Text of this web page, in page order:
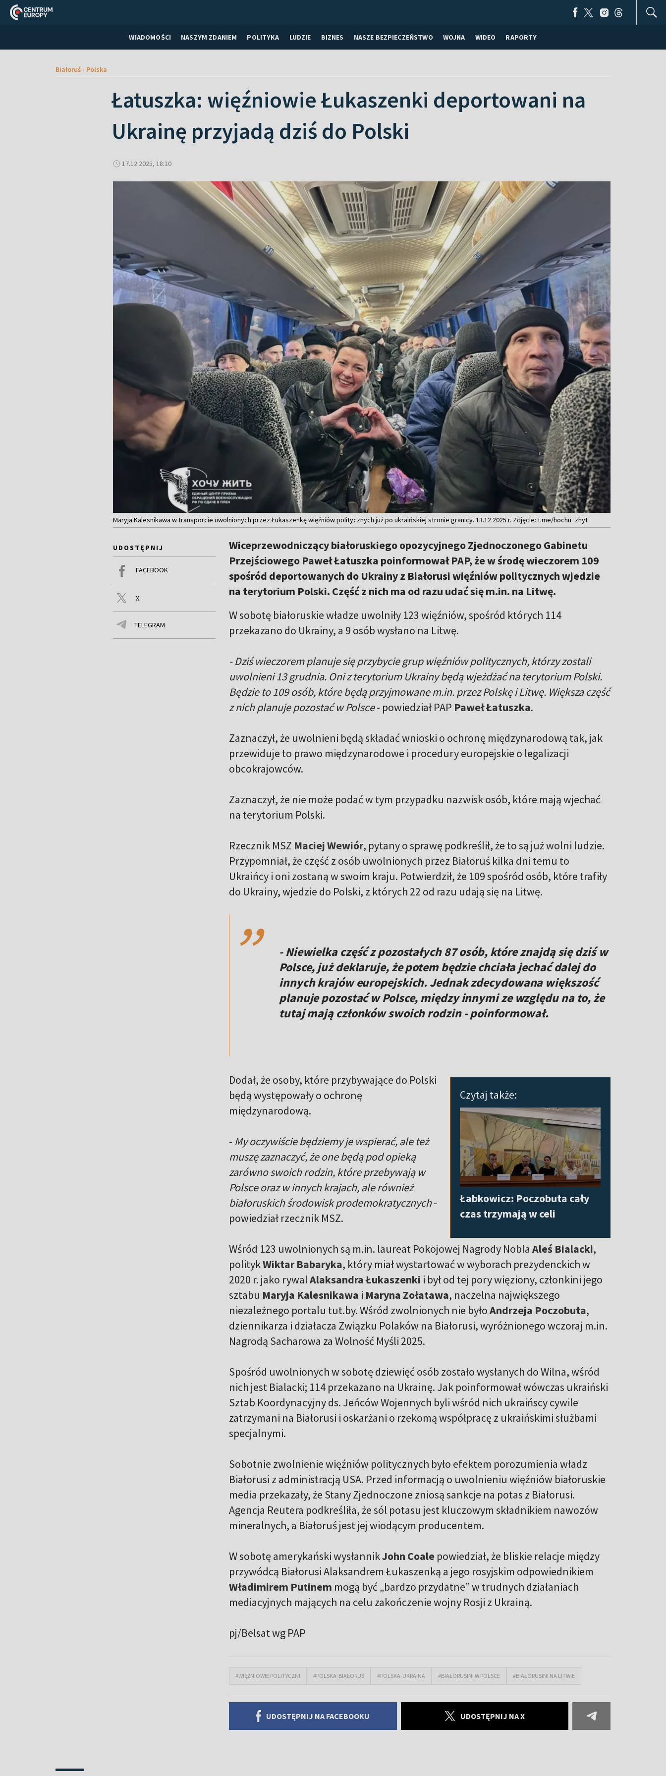
WIADOMOŚCI NASZYM ZDANIEM POLITYKA LUDZIE BIZNES NASZE BEZPIECZEŃSTWO WOJNA WIDEO RAPORTY
Białoruś - Polska
Łatuszka: więźniowie Łukaszenki deportowani na
Ukrainę przyjadą dziś do Polski
17.12.2025, 18:10
Maryja Kalesnikawa w transporcie uwolnionych przez Łukaszenkę więźniów politycznych już po ukraińskiej stronie granicy. 13.12.2025 r. Zdjęcie: t.me/hochu_zhyt
UDOSTĘPNIJ
FACEBOOK
X
TELEGRAM
Wiceprzewodniczący białoruskiego opozycyjnego Zjednoczonego Gabinetu
Przejściowego Paweł Łatuszka poinformował PAP, że w środę wieczorem 109
spośród deportowanych do Ukrainy z Białorusi więźniów politycznych wjedzie
na terytorium Polski. Część z nich ma od razu udać się m.in. na Litwę.
W sobotę białoruskie władze uwolniły 123 więźniów, spośród których 114
przekazano do Ukrainy, a 9 osób wysłano na Litwę.
- Dziś wieczorem planuje się przybycie grup więźniów politycznych, którzy zostali
uwolnieni 13 grudnia. Oni z terytorium Ukrainy będą wjeżdżać na terytorium Polski.
Będzie to 109 osób, które będą przyjmowane m.in. przez Polskę i Litwę. Większa część
z nich planuje pozostać w Polsce- powiedział PAP Paweł Łatuszka.
Zaznaczył, że uwolnieni będą składać wnioski o ochronę międzynarodową tak, jak
przewiduje to prawo międzynarodowe i procedury europejskie o legalizacji
obcokrajowców.
Zaznaczył, że nie może podać w tym przypadku nazwisk osób, które mają wjechać
na terytorium Polski.
Rzecznik MSZ Maciej Wewiór, pytany o sprawę podkreślił, że to są już wolni ludzie.
Przypomniał, że część z osób uwolnionych przez Białoruś kilka dni temu to
Ukraińcy i oni zostaną w swoim kraju. Potwierdził, że 109 spośród osób, które trafiły
do Ukrainy, wjedzie do Polski, z których 22 od razu udają się na Litwę.
,,
- Niewielka część z pozostałych 87 osób, które znajdą się dziś w
Polsce, już deklaruje, że potem będzie chciała jechać dalej do
innych krajów europejskich. Jednak zdecydowana większość
planuje pozostać w Polsce, między innymi ze względu na to, że
tutaj mają członków swoich rodzin - poinformował.
Czytaj także:
Łabkowicz: Poczobuta cały
czas trzymają w celi
Dodał, że osoby, które przybywające do Polski
będą występowały o ochronę
międzynarodową.
- My oczywiście będziemy je wspierać, ale też
muszę zaznaczyć, że one będą pod opieką
zarówno swoich rodzin, które przebywają w
Polsce oraz w innych krajach, ale również
białoruskich środowisk prodemokratycznych-
powiedział rzecznik MSZ.
Wśród 123 uwolnionych są m.in. laureat Pokojowej Nagrody Nobla Aleś Bialacki,
politykWiktar Babaryka, który miał wystartować w wyborach prezydenckich w
2020 r. jako rywalAlaksandra Łukaszenki i był od tej pory więziony, członkini jego
sztabu Maryja Kalesnikawa i Maryna Zołatawa, naczelna największego
niezależnego portalu tut.by. Wśród zwolnionych nie byłoAndrzeja Poczobuta,
dziennikarza i działacza Związku Polaków na Białorusi, wyróżnionego wczoraj m.in.
Nagrodą Sacharowa za Wolność Myśli 2025.
Spośród uwolnionych w sobotę dziewięć osób zostało wysłanych do Wilna, wśród
nich jest Bialacki; 114 przekazano na Ukrainę. Jak poinformował wówczas ukraiński
Sztab Koordynacyjny ds. Jeńców Wojennych byli wśród nich ukraińscy cywile
zatrzymani na Białorusi i oskarżani o rzekomą współpracę z ukraińskimi służbami
specjalnymi.
Sobotnie zwolnienie więźniów politycznych było efektem porozumienia władz
Białorusi z administracją USA. Przed informacją o uwolnieniu więźniów białoruskie
media przekazały, że Stany Zjednoczone zniosą sankcje na potas z Białorusi.
Agencja Reutera podkreśliła, że sól potasu jest kluczowym składnikiem nawozów
mineralnych, a Białoruś jest jej wiodącym producentem.
W sobotę amerykański wysłannikJohn Coale powiedział, że bliskie relacje między
przywódcą Białorusi Alaksandrem Łukaszenką a jego rosyjskim odpowiednikiem
Władimirem Putinem mogą być „bardzo przydatne” w trudnych działaniach
mediacyjnych mających na celu zakończenie wojny Rosji z Ukrainą.
pj/Belsat wg PAP
#WIĘŹNIOWIE POLITYCZNI #POLSKA-BIAŁORUŚ #POLSKA-UKRAINA #BIAŁORUSINI W POLSCE #BIAŁORUSINI NA LITWIE
UDOSTĘPNIJ NA FACEBOOKU UDOSTĘPNIJ NA X